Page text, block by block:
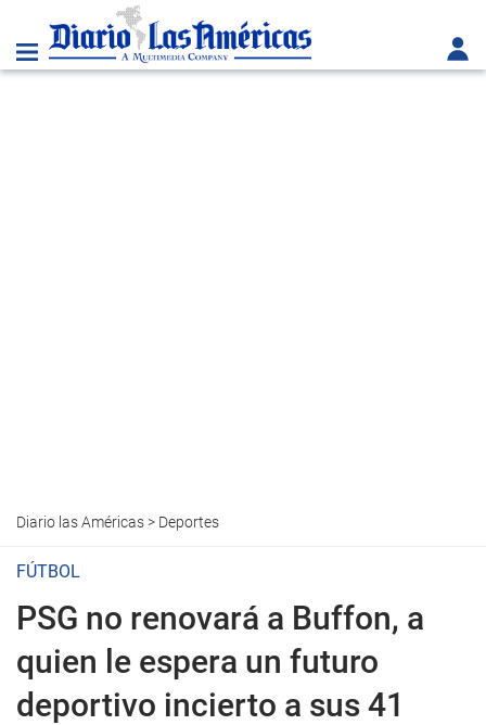
Diario las Américas> Deportes
FÚTBOL
PSG no renovará a Buffon, a
quien le espera un futuro
deportivo incierto a sus 41